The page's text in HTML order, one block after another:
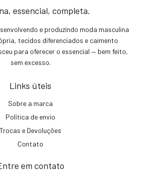
essencial, completa.
e produzindo moda masculina
tecidos diferenciados e caimento
para oferecer o essencial — bem feito,
sem excesso.
Links úteis
Sobre a marca
Política de envio
Trocas e Devoluções
Contato
em contato